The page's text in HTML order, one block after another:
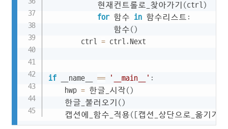
            현재컨트롤로_찾아가기
(ctrl)
for 함수 in 함수리스트 :
                함수
()
        ctrl
= ctrl. Next
if __name__ == '__main__' :
    hwp
= 한글_시작()
    한글_불러오기
()
    캡션에_함수_적용
( [캡션_상단으로_옮기기